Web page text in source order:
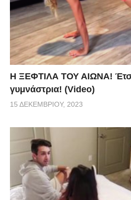
Η ΞΕΦΤΙΛΑ ΤΟΥ ΑΙΩΝΑ!
γυμνάστρια! (Video)
15 ΔΕΚΕΜΒΡΊΟΥ, 2023